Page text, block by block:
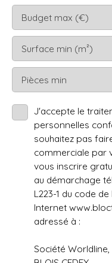
Budget max (€)
Surface min (m²)
Pièces min
J'accepte le
personnelles
souhaitez pas
commerciale par
vous inscrire
au démarchage
L223-1 du code
Internet
adressé à :
Société Worldline,